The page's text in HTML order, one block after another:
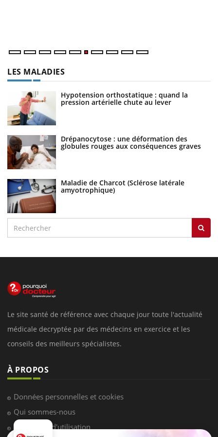
LES MALADIES
Hypotension orthostatique : quand la
pression artérielle chute au lever
Drépanocytose : une déformation des
globules rouges aux conséquences graves
Maladie de Charcot (Sclérose latérale
amyotrophique)
Le site santé de référence avec chaque jour toute l'actualité
médicale decryptée par des médecins en exercice et les
conseils des meilleurs spécialistes.
À PROPOS
Données personnelles et cookies
Qui sommes-nous
Conditions d'utilisation